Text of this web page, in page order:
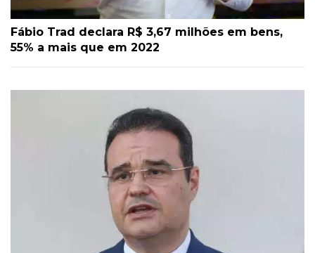
Fábio Trad declara R$ 3,67 milhões em bens,
55% a mais que em 2022